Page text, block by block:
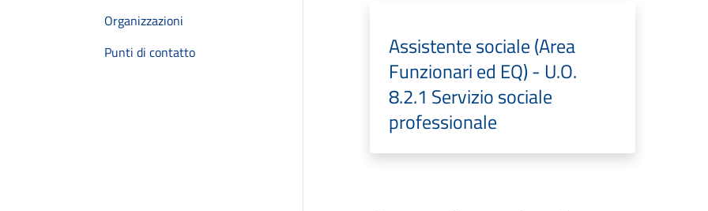
Organizzazioni
Punti di contatto
Assistente sociale (Area
Funzionari ed EQ) - U.O.
8.2.1 Servizio sociale
professionale